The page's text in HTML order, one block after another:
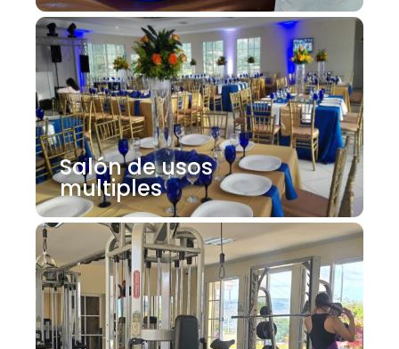
Salón de usos
multiples